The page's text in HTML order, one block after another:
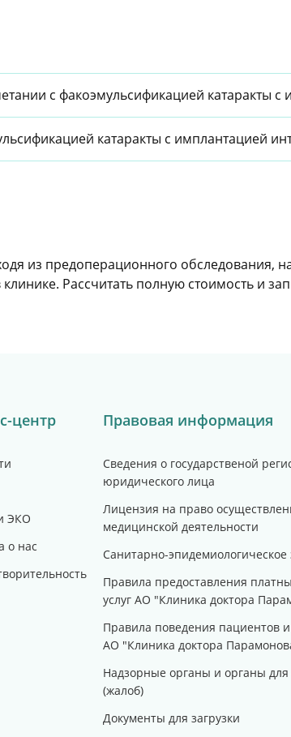
с факоэмульсификацией катаракты
катаракты с имплантацией
из предоперационного обследования,
Рассчитать полную стоимость и
центр
ЭКО
о нас
Правовая информация
Сведения о государственой
юридического лица
Лицензия на право
медицинской деятельности
Санитарно-
Правила предоставления
услуг АО "Клиника доктора
Правила поведения пациентов
АО "Клиника доктора
Надзорные органы и органы
(жалоб)
Документы для загрузки